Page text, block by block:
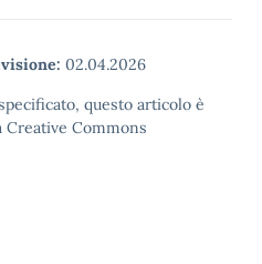
02.04.2026
questo articolo è
Commons